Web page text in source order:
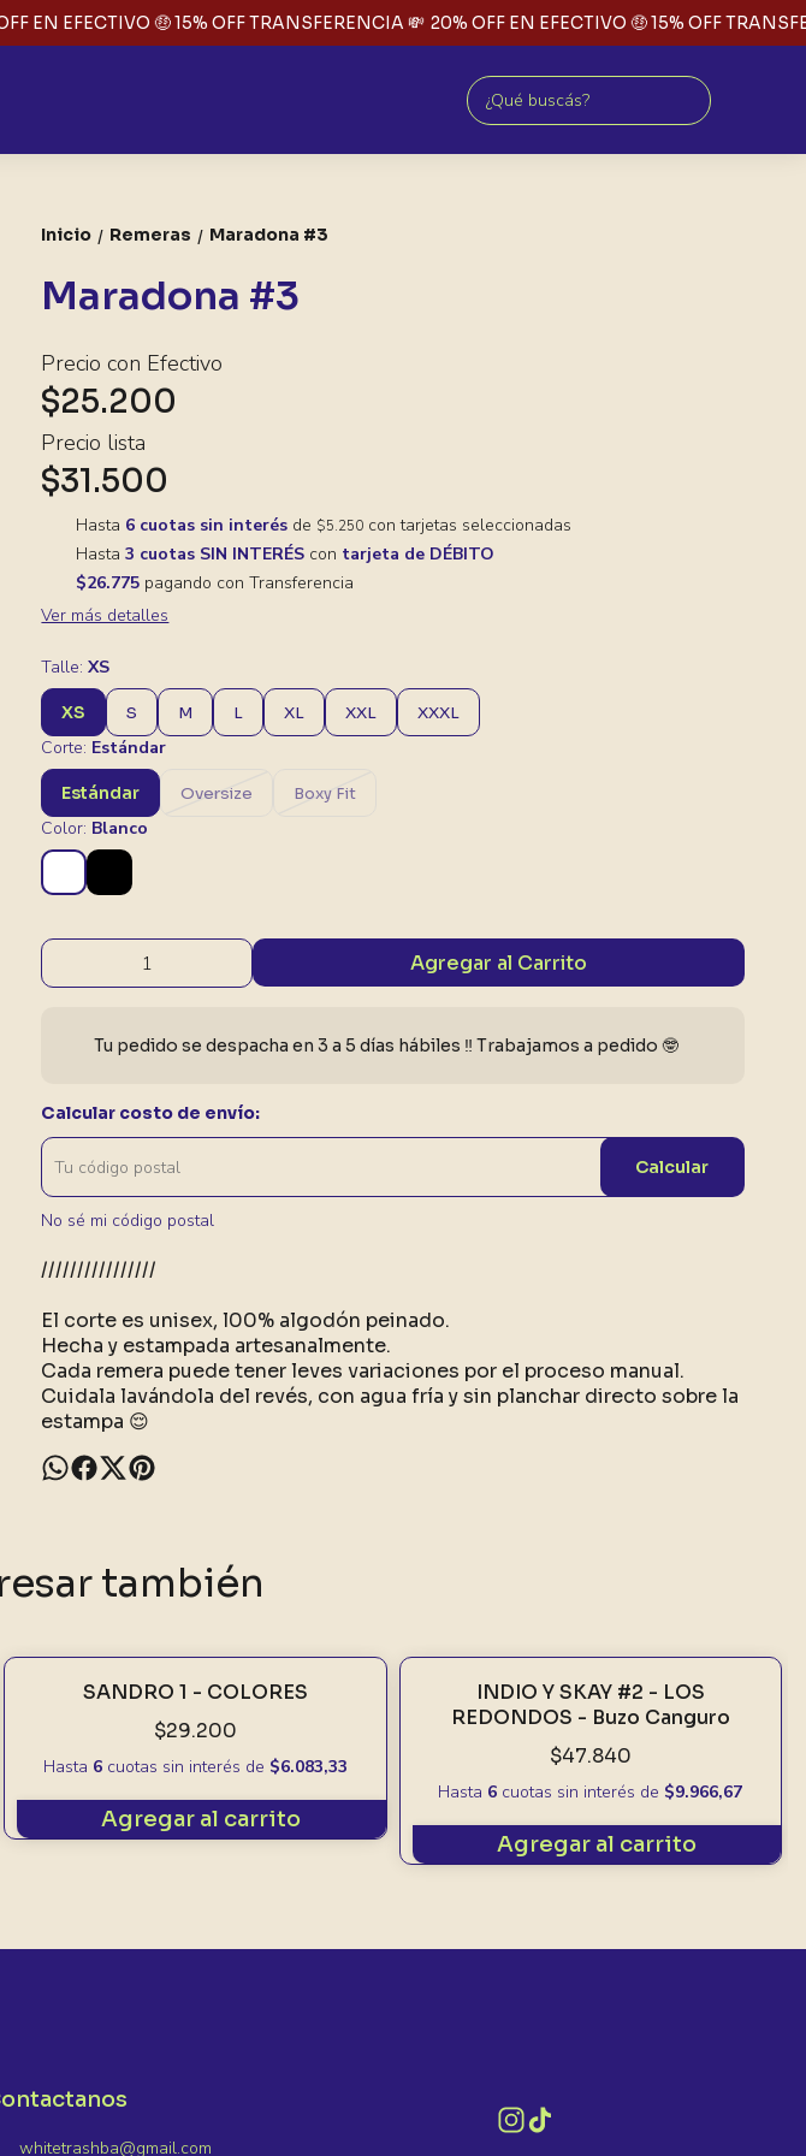
EN EFECTIVO 🤑 15% OFF TRANSFERENCIA 💸 20% OFF EN EFECTIVO 🤑 15% OFF
Inicio / Remeras / Maradona #3
Maradona #3
Precio con Efectivo
$25.200
Precio lista
$31.500
Hasta 6 cuotas sin interés de $5.250 con tarjetas seleccionadas
Hasta3 cuotas SIN INTERÉS con tarjeta de DÉBITO
$26.775 pagando con Transferencia
Ver más detalles
Talle:XS
XS S M L XL XXL XXXL
Corte: Estándar
Estándar Oversize Boxy Fit
Color: Blanco
Agregar al Carrito
Tu pedido se despacha en 3 a 5 días hábiles ‼️ Trabajamos a pedido 🤓
Calcular costo de envío:
Calcular
No sé mi código postal
////////////////
El corte es unisex, l00% algodón peinado.
Hecha y estampada artesanalmente.
Cada remera puede tener leves variaciones por el proceso manual.
Cuidala lavándola del revés, con agua fría y sin planchar directo sobre la
estampa 😌
también
SANDRO 1 - COLORES
$29.200
Hasta 6cuotas sin interés de $6.083,33
Agregar al carrito
INDIO Y SKAY #2 - LOS
REDONDOS - Buzo Canguro
$47.840
Hasta 6 cuotas sin interés de $9.966,67
Agregar al carrito
whitetrashba@gmail.com